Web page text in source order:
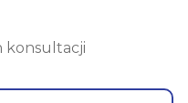
konsultacji